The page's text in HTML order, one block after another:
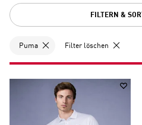
FILTERN &
Puma Filter löschen